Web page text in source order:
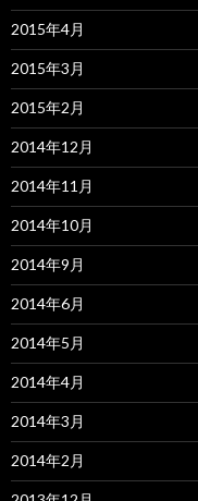
2015年4月
2015年3月
2015年2月
2014年12月
2014年11月
2014年10月
2014年9月
2014年6月
2014年5月
2014年4月
2014年3月
2014年2月